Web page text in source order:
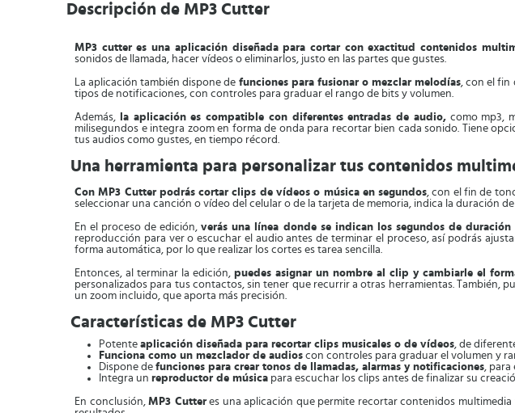
Descripción de MP3 Cutter
MP3 cutter es una aplicación diseñada para cortar con exactitud contenidos
sonidos de llamada, hacer vídeos o eliminarlos, justo en las partes que gustes.
La aplicación también dispone de funciones para fusionar o mezclar melodías, con el fin
tipos de notificaciones, con controles para graduar el rango de bits y volumen.
Además, la aplicación es compatible con diferentes entradas de audio,como mp3,
milisegundos e integra zoom en forma de onda para recortar bien cada sonido. Tiene
tus audios como gustes, en tiempo récord.
Una herramienta para personalizar tus contenidos
Con MP3 Cutter podrás cortar clips de vídeos o música en segundos, con el fin de
seleccionar una canción o vídeo del celular o de la tarjeta de memoria, indica la duración
En el proceso de edición,verás una línea donde se indican los segundos de duración
reproducción para ver o escuchar el audio antes de terminar el proceso, así podrás
forma automática, por lo que realizar los cortes es tarea sencilla.
Entonces, al terminar la edición,puedes asignar un nombre al clip y cambiarle el
personalizados para tus contactos, sin tener que recurrir a otras herramientas. También,
un zoom incluido, que aporta más precisión.
Características de MP3 Cutter
Potente aplicación diseñada para recortar clips musicales o de vídeos, de
Funciona como un mezclador de audios con controles para graduar el volumen y
Dispone de funciones para crear tonos de llamadas, alarmas y notificaciones, para
Integra un reproductor de música para escuchar los clips antes de finalizar su
En conclusión,MP3 Cutteres una aplicación que permite recortar contenidos